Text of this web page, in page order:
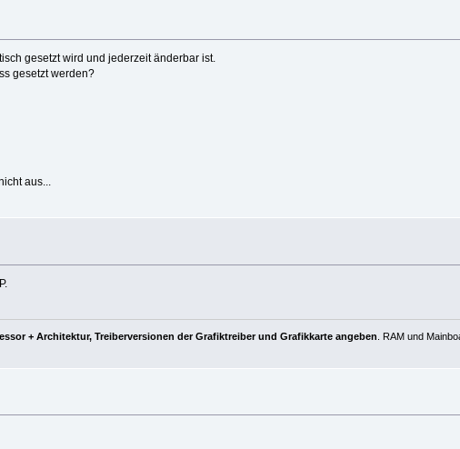
gesetzt wird und jederzeit änderbar ist.
gesetzt werden?
aus...
+ Architektur, Treiberversionen der Grafiktreiber und Grafikkarte angeben . RAM und